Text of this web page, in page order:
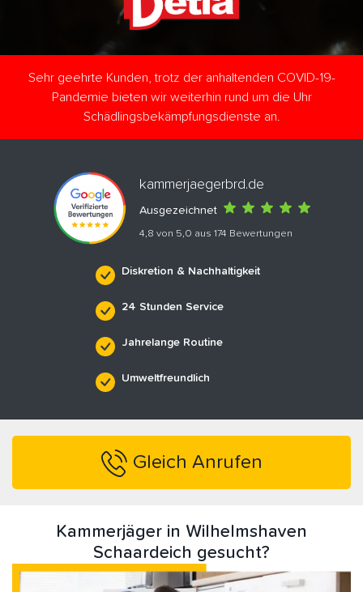
Sehr geehrte Kunden, trotz der anhaltenden COVID-19-
Pandemie bieten wir weiterhin rund um die Uhr
Schädlingsbekämpfungsdienste an.
kammerjaegerbrd.de
Ausgezeichnet
4,8 von 5,0 aus 174 Bewertungen
Diskretion & Nachhaltigkeit
24 Stunden Service
Jahrelange Routine
Umweltfreundlich
Gleich Anrufen
Kammerjäger in Wilhelmshaven
Schaardeich gesucht?